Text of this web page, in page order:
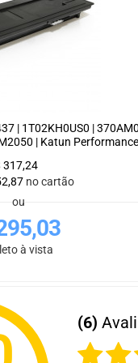
| 1T02KH0US0 |
| Katun Performance
317,24
no cartão
ou
à vista
(6)